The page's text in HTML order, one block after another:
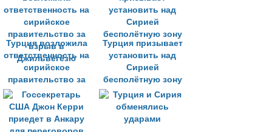
ВВС Сирии
Турция возложила
ответственность на
сирийское
правительство за
взрыв в
Джильвегёзю
Турция призывает
установить над
Сирией
бесполётную зону